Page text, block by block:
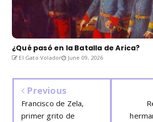
¿Qué pasó en la Batalla de Arica?
El Gato Volador June 09, 2026
Previous
Francisco de Zela,
primer grito de